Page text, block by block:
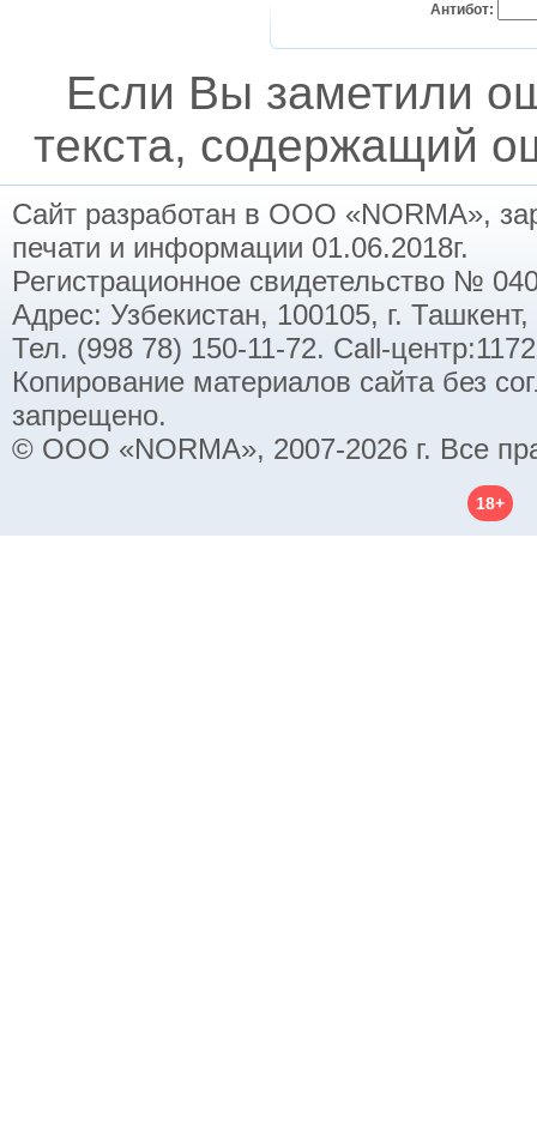
Антибот:
Если Вы заметили
текста, содержащий
Сайт разработан в ООО «NORMA»,
печати и информации 01.06.2018г.
Регистрационное свидетельство №
Адрес: Узбекистан, 100105, г.
Тел. (998 78) 150-11-72. Call-
Копирование материалов сайта без
запрещено.
© ООО «NORMA», 2007-2026 г. Все
18+